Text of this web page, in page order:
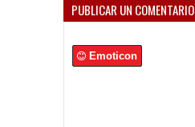
PUBLICAR UN COMENTARIO
Emoticon